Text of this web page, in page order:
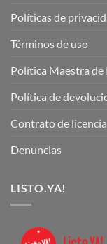
Políticas de
Términos de uso
Política Maestra de
Política de
Contrato de
Denuncias
LISTO.YA!